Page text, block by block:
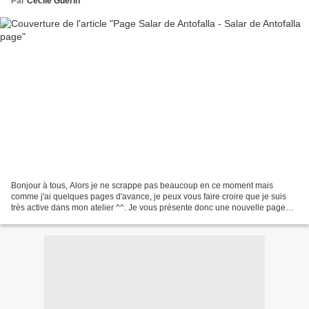
Bonjour à tous, Alors je ne scrappe pas beaucoup en ce moment mais
comme j'ai quelques pages d'avance, je peux vous faire croire que je suis
très active dans mon atelier ^^. Je vous présente donc une nouvelle page